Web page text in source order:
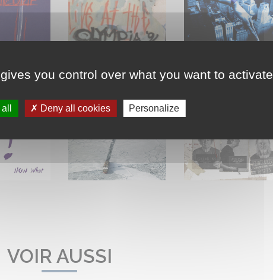
VOIR AUSSI
you control over what you want to activate
Deny all cookies Personalize